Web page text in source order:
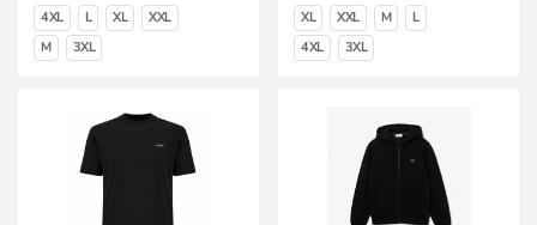
4XL L XL
XXL
M
3XL
XL XXL M
L
4XL
3XL